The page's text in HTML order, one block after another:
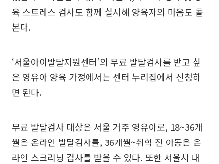
육 스트레스 검사도 함께 실시해 양육자의 마음도 돌
본다.
‘서울아이발달지원센터’의 무료 발달검사를 받고 싶
은 영유아 양육 가정에서는 센터 누리집에서 신청하
면 된다.
무료 발달검사 대상은 서울 거주 영유아로, 18~36개
월은 온라인 발달검사를, 36개월~취학 전 아동은 온
라인 스크리닝 검사를 받을 수 있다. 또한 서울시 내